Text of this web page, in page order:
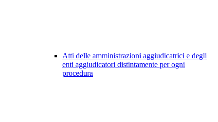
Atti delle amministrazioni aggiudicatrici e degli
enti aggiudicatori distintamente per ogni
procedura